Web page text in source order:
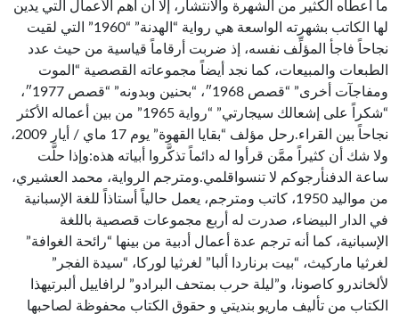
ما أعطاه الكثير من الشهرة والانتشار، إلا أن أهم الأعمال التي يدين
لها الكاتب بشهرته الواسعة هي رواية “الهدنة” “1960” التي لقيت
نجاحاً فاجأ المؤلِّف نفسه، إذ ضربت أرقاماً قياسية من حيث عدد
الطبعات والمبيعات، كما نجد أيضاً مجموعاته القصصية “الموت
ومفاجآت أخرى” “قصص 1968″، “بحنين وبدونه” “قصص 1977″،
“شكراً على إشعالك سيجارتي” “رواية 1965” من بين أعماله الأكثر
نجاحاً بين القراء.رحل مؤلف “بقايا القهوة” يوم 17 ماي / أيار 2009،
ولا شك أن كثيراً ممَّن قرأوا له دائماً تذكَّروا أبياته هذه:وإذا حلَّت
ساعة الدفنأرجوكم لا تنسواقلمي.ومترجم الرواية، محمد العشيري،
من مواليد 1950، كاتب ومترجم، يعمل حالياً أستاذاً للغة الإسبانية
في الدار البيضاء، صدرت له أربع مجموعات قصصية باللغة
الإسبانية، كما أنه ترجم عدة أعمال أدبية من بينها “رائحة الغوافة”
لغرثيا ماركيث، “بيت برناردا ألبا” لغرثيا لوركا، “سيدة الفجر”
لألخاندرو كاصونا، و”ليلة حرب بمتحف البرادو” لرافاييل ألبرتيهذا
الكتاب من تأليف ماريو بنديتي و حقوق الكتاب محفوظة لصاحبها